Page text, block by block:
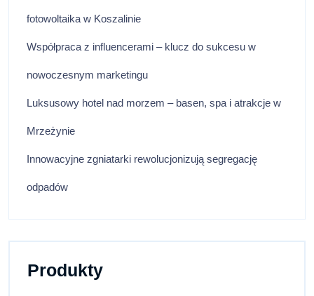
fotowoltaika w Koszalinie
Współpraca z influencerami – klucz do sukcesu w
nowoczesnym marketingu
Luksusowy hotel nad morzem – basen, spa i atrakcje w
Mrzeżynie
Innowacyjne zgniatarki rewolucjonizują segregację
odpadów
Produkty